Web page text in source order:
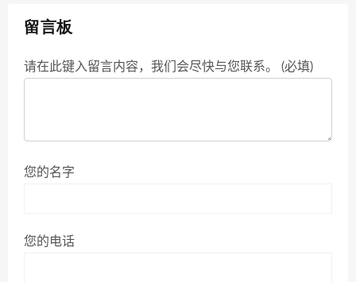
留言板
请在此键入留言内容，我们会尽快与您联系。 (必填)
您的名字
您的电话